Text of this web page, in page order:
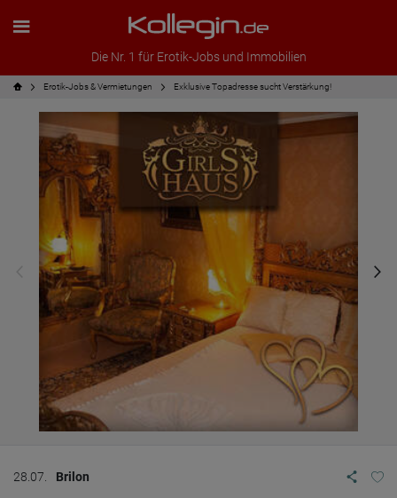
Die Nr. 1 für Erotik-Jobs und Immobilien
Erotik-Jobs & Vermietungen Exklusive Topadresse sucht Verstärkung!
28.07. Brilon